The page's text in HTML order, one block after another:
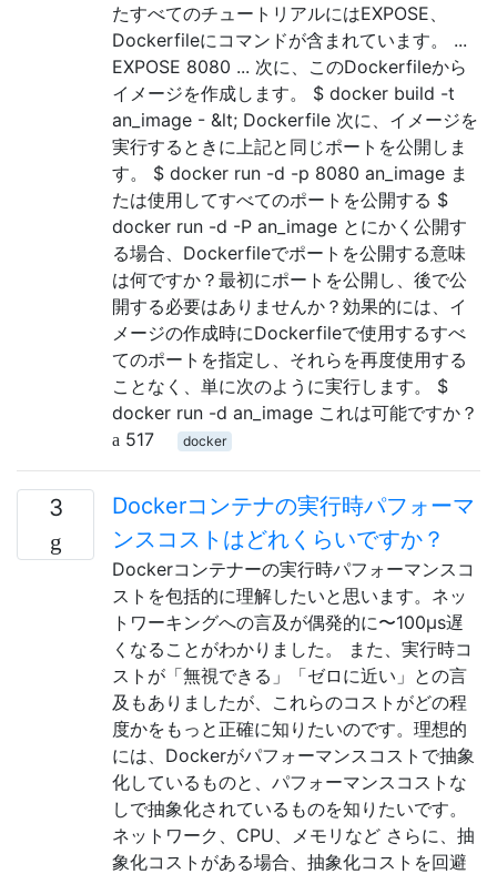
たすべてのチュートリアルにはEXPOSE、
Dockerfileにコマンドが含まれています。 ...
EXPOSE 8080 ... 次に、このDockerfileから
イメージを作成します。 $ docker build -t
an_image - &lt; Dockerfile 次に、イメージを
実行するときに上記と同じポートを公開しま
す。 $ docker run -d -p 8080 an_image ま
たは使用してすべてのポートを公開する $
docker run -d -P an_image とにかく公開す
る場合、Dockerfileでポートを公開する意味
は何ですか？最初にポートを公開し、後で公
開する必要はありませんか？効果的には、イ
メージの作成時にDockerfileで使用するすべ
てのポートを指定し、それらを再度使用する
ことなく、単に次のように実行します。 $
docker run -d an_image これは可能ですか？
517
docker
3
Dockerコンテナの実行時パフォーマ
ンスコストはどれくらいですか？
Dockerコンテナーの実行時パフォーマンスコ
ストを包括的に理解したいと思います。ネッ
トワーキングへの言及が偶発的に〜100µs遅
くなることがわかりました。 また、実行時コ
ストが「無視できる」「ゼロに近い」との言
及もありましたが、これらのコストがどの程
度かをもっと正確に知りたいのです。理想的
には、Dockerがパフォーマンスコストで抽象
化しているものと、パフォーマンスコストな
しで抽象化されているものを知りたいです。
ネットワーク、CPU、メモリなど さらに、抽
象化コストがある場合、抽象化コストを回避